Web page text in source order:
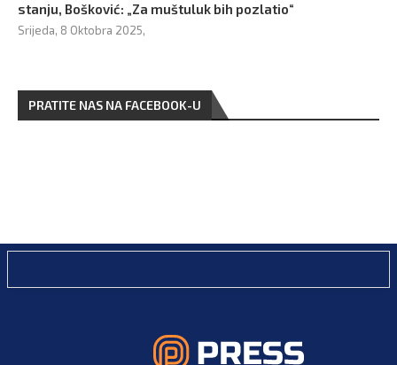
stanju, Bošković: „Za muštuluk bih pozlatio“
Srijeda, 8 Oktobra 2025,
PRATITE NAS NA FACEBOOK-U